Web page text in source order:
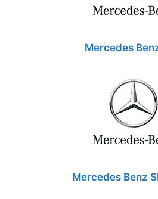
Mercedes
Mercedes Benz